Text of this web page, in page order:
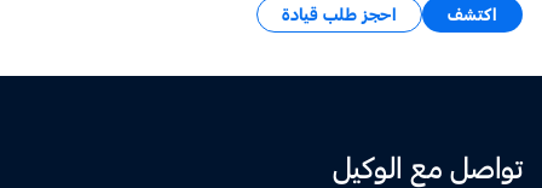
اكتشف احجز طلب قيادة
تواصل مع الوكيل